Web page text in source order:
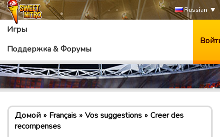
Russian
Игры
Поддержка & Форумы
Домой Français Vos suggestions
Creer des
recompenses